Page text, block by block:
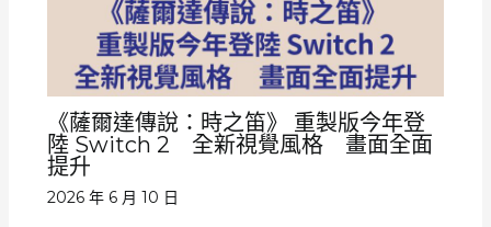
《薩爾達傳說：時之笛》 重製版今年登
陸 Switch 2 全新視覺風格 畫面全面
提升
2026 年 6 月 10 日